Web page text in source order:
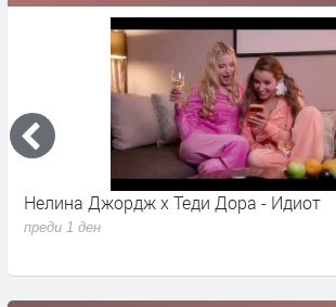
Нелина Джордж x Теди Дора - Идиот
преди 1 ден